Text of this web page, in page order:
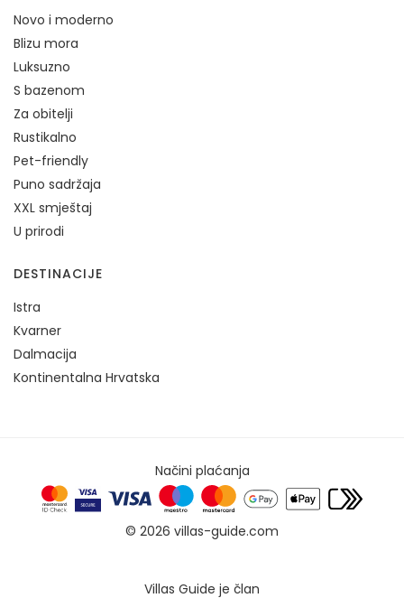
Novo i moderno
Blizu mora
Luksuzno
S bazenom
Za obitelji
Rustikalno
Pet-friendly
Puno sadržaja
XXL smještaj
U prirodi
DESTINACIJE
Istra
Kvarner
Dalmacija
Kontinentalna Hrvatska
Načini plaćanja
© 2026 villas-guide.com
Villas Guide je član